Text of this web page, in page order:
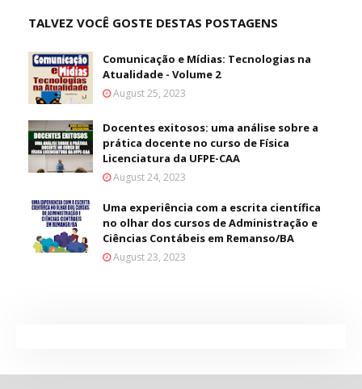
TALVEZ VOCÊ GOSTE DESTAS POSTAGENS
Comunicação e Mídias: Tecnologias na
Atualidade - Volume 2
August 25, 2023
Docentes exitosos: uma análise sobre a
prática docente no curso de Física
Licenciatura da UFPE-CAA
August 24, 2023
Uma experiência com a escrita científica
no olhar dos cursos de Administração e
Ciências Contábeis em Remanso/BA
August 23, 2023